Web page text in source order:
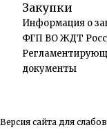
Закупки
Информация о
ФГП ВО ЖДТ
документы
Версия сайта для